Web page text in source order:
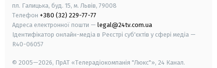
пл. Галицька, буд. 15, м. Львів, 79008
Телефон +380 (32) 229-77-77
Адреса електронної пошти — legal@24tv.com.ua
Ідентифікатор онлайн-медіа в Реєстрі суб'єктів у сфері медіа —
R40-06057
© 2005—2026, ПрАТ «Телерадіокомпанія "Люкс"», 24 Канал.